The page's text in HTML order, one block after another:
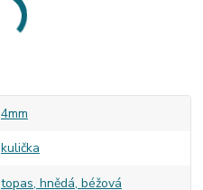
4mm
kulička
topas, hnědá, béžová